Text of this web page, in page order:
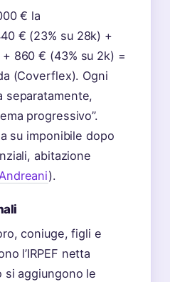
€ la
€ (23% su 28k) +
860 € (43% su 2k) =
(Coverflex). Ogni
separatamente,
progressivo”.
su imponibile dopo
abitazione
).
coniuge, figli e
l’IRPEF netta
si aggiungono le